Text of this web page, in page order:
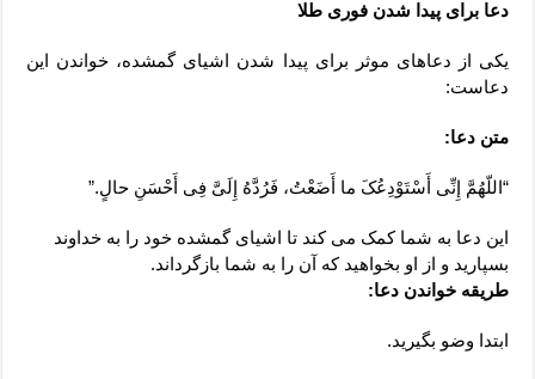
دعا برای پیدا شدن فوری طلا
یکی از دعاهای موثر برای پیدا شدن اشیای گمشده، خواندن این
دعاست:
متن دعا:
“اللّهُمَّ إِنِّی أَسْتَوْدِعُکَ ما أَضَعْتُ، فَرُدَّهُ إِلَیَّ فِی أَحْسَنِ حالٍ.”
این دعا به شما کمک می کند تا اشیای گمشده خود را به خداوند
بسپارید و از او بخواهید که آن را به شما بازگرداند.
طریقه خواندن دعا:
ابتدا وضو بگیرید.